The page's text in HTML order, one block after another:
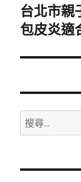
章:
下
一
文
台北市親
包皮炎適
搜
尋
鍵